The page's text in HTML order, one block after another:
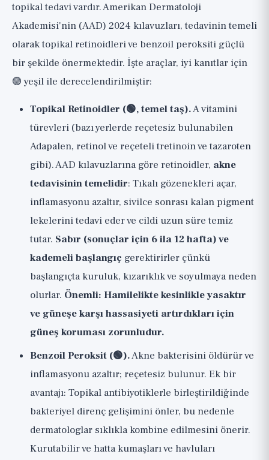
topikal tedavi vardır. Amerikan Dermatoloji
Akademisi'nin (AAD) 2024 kılavuzları, tedavinin temeli
olarak topikal retinoidleri ve benzoil peroksiti güçlü
bir şekilde önermektedir. İşte araçlar, iyi kanıtlar için
🟢 yeşil ile derecelendirilmiştir:
Topikal Retinoidler (🟢, temel taş).A vitamini
türevleri (bazı yerlerde reçetesiz bulunabilen
Adapalen, retinol ve reçeteli tretinoin ve tazaroten
gibi). AAD kılavuzlarına göre retinoidler, akne
tedavisinin temelidir: Tıkalı gözenekleri açar,
inflamasyonu azaltır, sivilce sonrası kalan pigment
lekelerini tedavi eder ve cildi uzun süre temiz
tutar. Sabır (sonuçlar için 6 ila 12 hafta) ve
kademeli başlangıç gerektirirler çünkü
başlangıçta kuruluk, kızarıklık ve soyulmaya neden
olurlar. Önemli: Hamilelikte kesinlikle yasaktır
ve güneşe karşı hassasiyeti artırdıkları için
güneş koruması zorunludur.
Benzoil Peroksit (🟢).Akne bakterisini öldürür ve
inflamasyonu azaltır; reçetesiz bulunur. Ek bir
avantajı: Topikal antibiyotiklerle birleştirildiğinde
bakteriyel direnç gelişimini önler, bu nedenle
dermatologlar sıklıkla kombine edilmesini önerir.
Kurutabilir ve hatta kumaşları ve havluları